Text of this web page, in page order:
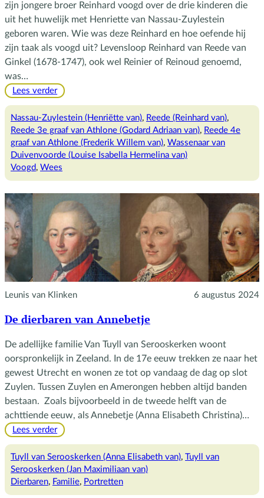
zijn jongere broer Reinhard voogd over de drie kinderen die
uit het huwelijk met Henriette van Nassau-Zuylestein
geboren waren. Wie was deze Reinhard en hoe oefende hij
zijn taak als voogd uit? Levensloop Reinhard van Reede van
Ginkel (1678-1747), ook wel Reinier of Reinoud genoemd,
was…
Lees verder:
de
voogd
Nassau-Zuylestein (Henriëtte van), Reede (Reinhard van)
Reede 3e graaf van Athlone (Godard Adriaan van), Reede 4e
graaf van Athlone (Frederik Willem van), Wassenaar van
Duivenvoorde (Louise Isabella Hermelina van)
Voogd, Wees
Leunis van Klinken 6 augustus 2024
De dierbaren van Annebetje
De adellijke familie Van Tuyll van Serooskerken woont
oorspronkelijk in Zeeland. In de 17e eeuw trekken ze naar het
gewest Utrecht en wonen ze tot op vandaag de dag op slot
Zuylen. Tussen Zuylen en Amerongen hebben altijd banden
bestaan. Zoals bijvoorbeeld in de tweede helft van de
achttiende eeuw, als Annebetje (Anna Elisabeth Christina)…
Lees verder:
dierbaren
van
Annebetje
Tuyll van Serooskerken (Anna Elisabeth van), Tuyll van
Serooskerken (Jan Maximiliaan van)
Dierbaren, Familie, Portretten